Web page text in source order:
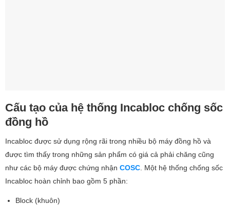
Cấu tạo của hệ thống Incabloc chống sốc
đồng hồ
Incabloc được sử dụng rộng rãi trong nhiều bộ máy đồng hồ và
được tìm thấy trong những sản phẩm có giá cả phải chăng cũng
như các bộ máy được chứng nhận COSC . Một hệ thống chống sốc
Incabloc hoàn chỉnh bao gồm 5 phần:
Block (khuôn)